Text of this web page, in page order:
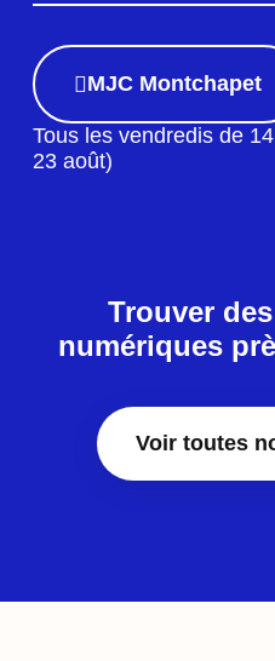
MJC Montchapet
Tous les vendredis de
23 août)
Trouver
numériques
Voir toutes